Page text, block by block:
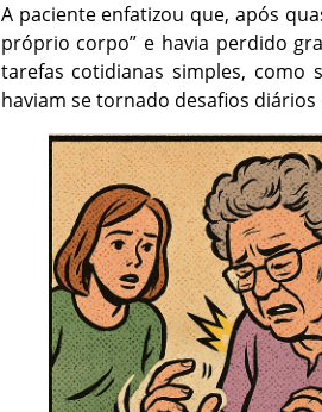
A paciente enfatizou que, após
próprio corpo” e havia perdido
tarefas cotidianas simples, como
haviam se tornado desafios